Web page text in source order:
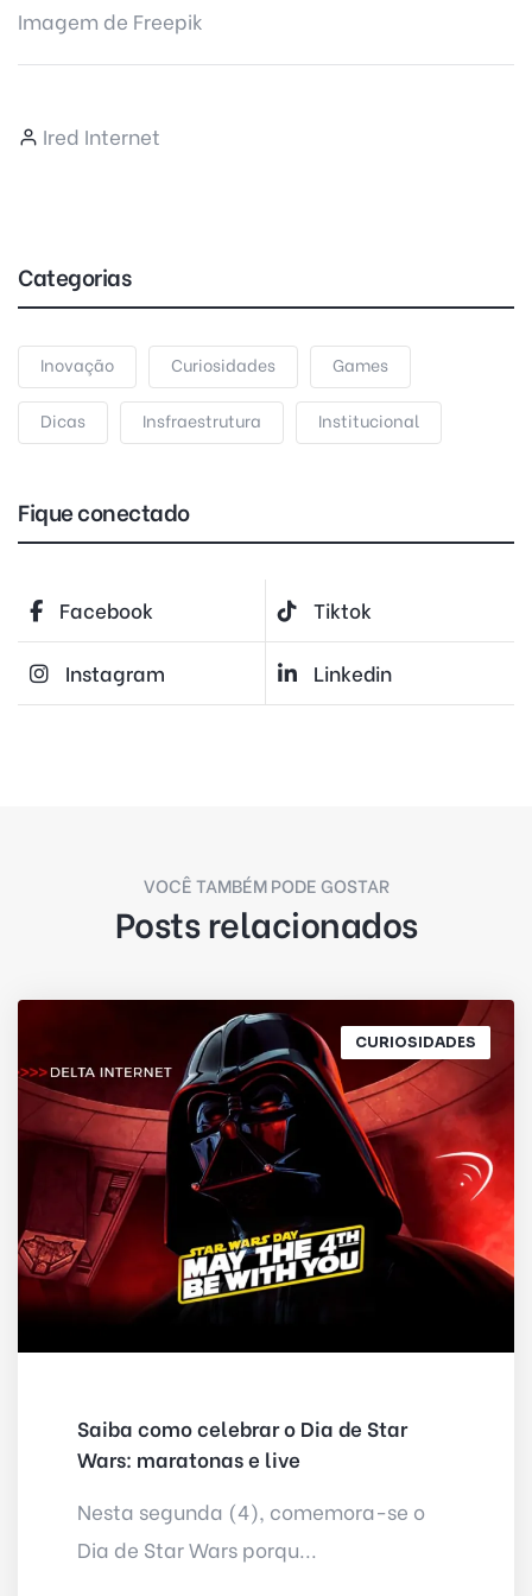
Imagem de Freepik
Ired Internet
Categorias
Inovação Curiosidades Games
Dicas Insfraestrutura Institucional
Fique conectado
Facebook Tiktok
Instagram Linkedin
VOCÊ TAMBÉM PODE GOSTAR
Posts relacionados
CURIOSIDADES
Saiba como celebrar o Dia de Star
Wars: maratonas e live
Nesta segunda (4), comemora-se o
Dia de Star Wars porqu...